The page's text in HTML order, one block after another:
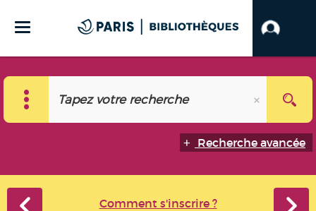
Recherche avancée
Comment s'inscrire ?